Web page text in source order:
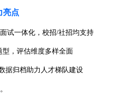
亮点
试一体化，校招/社招均支持
，评估维度多样全面
据归档助力人才梯队建设
。